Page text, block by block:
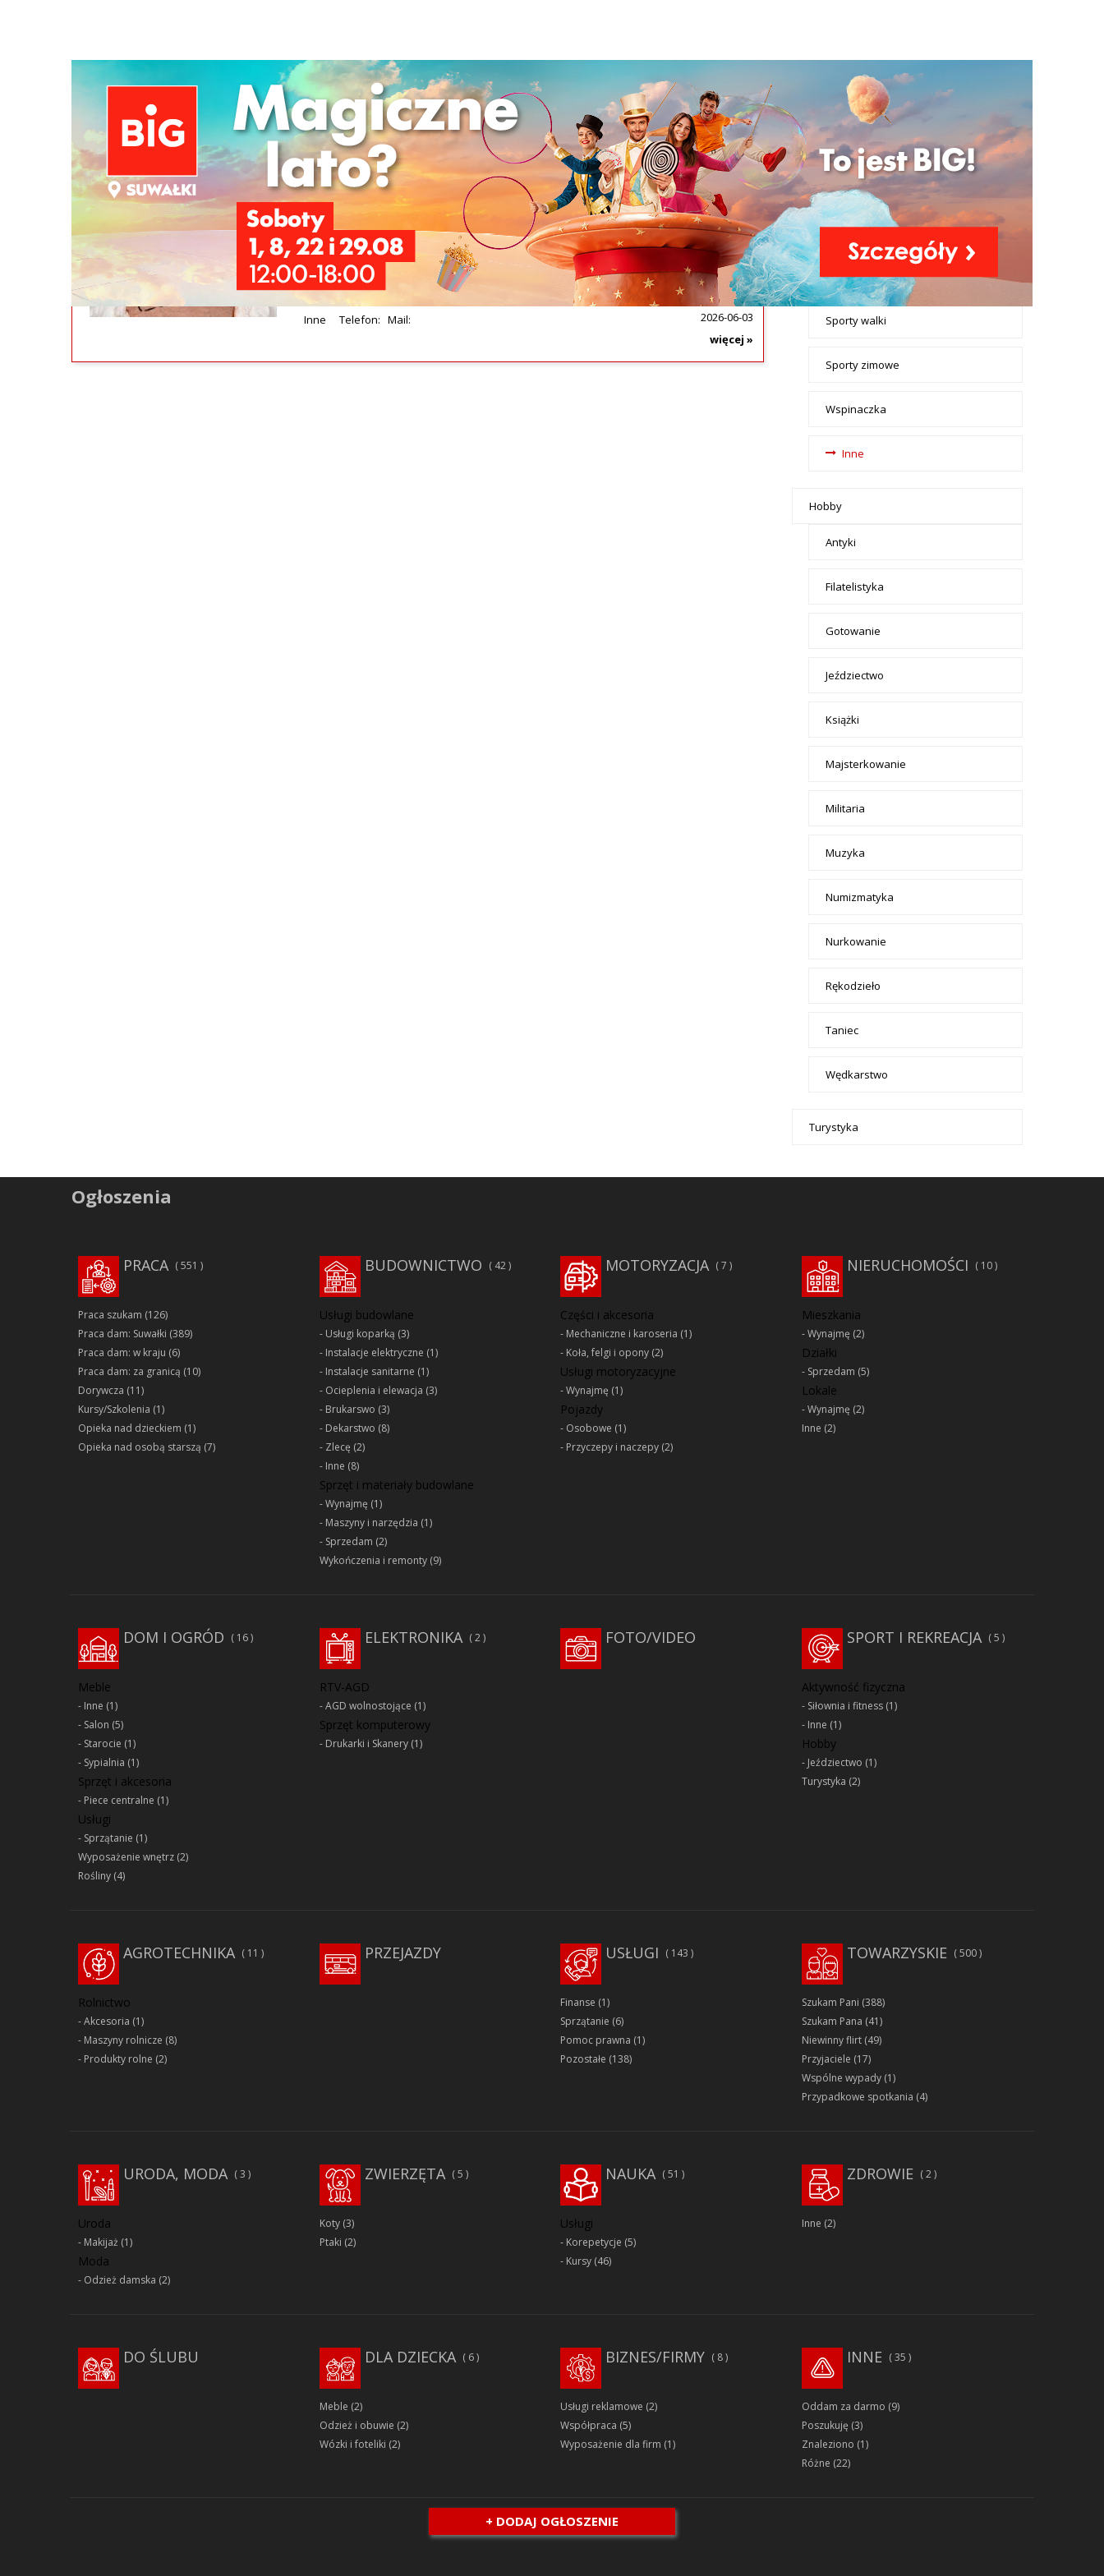
Szukana fraza w ogłoszeniach
wyposażenie groty solnej / SPA
SPECJALNE-PROMOWANE
Sprzedam kompletne, profesjonalne wyposażenie groty / jaskini solnej.
Elementy doskonale sprawdzą się zarówno w komercyjnym salonie SPA,
hotelu, czy gabinecie rehabilitacji. Wszystkie urządzenia są w pełni
sprawne, regularnie serwisowane i zadbane. Stan techniczny: Bardzo
dobry Demontaż i transport...
Inne Telefon: Mail:
2026-06-03
więcej »
+ Dodaj ogłoszenie
Ogłoszenia
- tax -
menu-
Sport i
rekreacja
Sport i rekreacja
Aktywność fizyczna
Rowery i akcesoria
Siłownia i fitness
Sporty letnie
Sporty walki
Sporty zimowe
Wspinaczka
Inne
Hobby
Antyki
Filatelistyka
Gotowanie
Jeździectwo
Książki
Majsterkowanie
Militaria
Muzyka
Numizmatyka
Nurkowanie
Rękodzieło
Taniec
Wędkarstwo
Turystyka
Ogłoszenia
PRACA 551
Praca szukam (126)
Praca dam: Suwałki (389)
Praca dam: w kraju (6)
Praca dam: za granicą (10)
Dorywcza (11)
Kursy/Szkolenia (1)
Opieka nad dzieckiem (1)
Opieka nad osobą starszą (7)
BUDOWNICTWO 42
Usługi budowlane
Usługi koparką (3)
Instalacje elektryczne (1)
Instalacje sanitarne (1)
Ocieplenia i elewacja (3)
Brukarswo (3)
Dekarstwo (8)
Zlecę (2)
Inne (8)
Sprzęt i materiały budowlane
Wynajmę (1)
Maszyny i narzędzia (1)
Sprzedam (2)
Wykończenia i remonty(9)
MOTORYZACJA 7
Części i akcesoria
Mechaniczne i karoseria (1)
Koła, felgi i opony (2)
Usługi motoryzacyjne
Wynajmę (1)
Pojazdy
Osobowe (1)
Przyczepy i naczepy (2)
NIERUCHOMOŚCI 10
Mieszkania
Wynajmę (2)
Działki
Sprzedam (5)
Lokale
Wynajmę (2)
Inne (2)
DOM I OGRÓD 16
Meble
Inne (1)
Salon (5)
Starocie (1)
Sypialnia (1)
Sprzęt i akcesoria
Piece centralne (1)
Usługi
Sprzątanie (1)
Wyposażenie wnętrz (2)
Rośliny (4)
2
ELEKTRONIKA
RTV-AGD
AGD wolnostojące (1)
Sprzęt komputerowy
Drukarki i Skanery(1)
FOTO/VIDEO SPORT I REKREACJA 5
Aktywność fizyczna
Siłownia i fitness(1)
Inne (1)
Hobby
Jeździectwo (1)
Turystyka (2)
AGROTECHNIKA 11
Rolnictwo
Akcesoria (1)
Maszyny rolnicze (8)
Produkty rolne (2)
PRZEJAZDY 143
USŁUGI
Finanse (1)
Sprzątanie (6)
Pomoc prawna (1)
Pozostałe (138)
TOWARZYSKIE 500
Szukam Pani (388)
Szukam Pana (41)
Niewinny flirt(49)
Przyjaciele (17)
Wspólne wypady(1)
Przypadkowe spotkania (4)
URODA, MODA 3
Uroda
Makijaż (1)
Moda
Odzież damska (2)
ZWIERZĘTA 5
Koty(3)
Ptaki (2)
51
NAUKA
Usługi
Korepetycje (5)
Kursy (46)
ZDROWIE 2
Inne (2)
DO ŚLUBU 6
DLA DZIECKA
Meble (2)
Odzież i obuwie (2)
Wózki i foteliki (2)
8
BIZNES/FIRMY
Usługi reklamowe (2)
Współpraca (5)
Wyposażenie dla firm (1)
35
INNE
Oddam za darmo (9)
Poszukuję (3)
Znaleziono (1)
Różne (22)
+ DODAJ OGŁOSZENIE